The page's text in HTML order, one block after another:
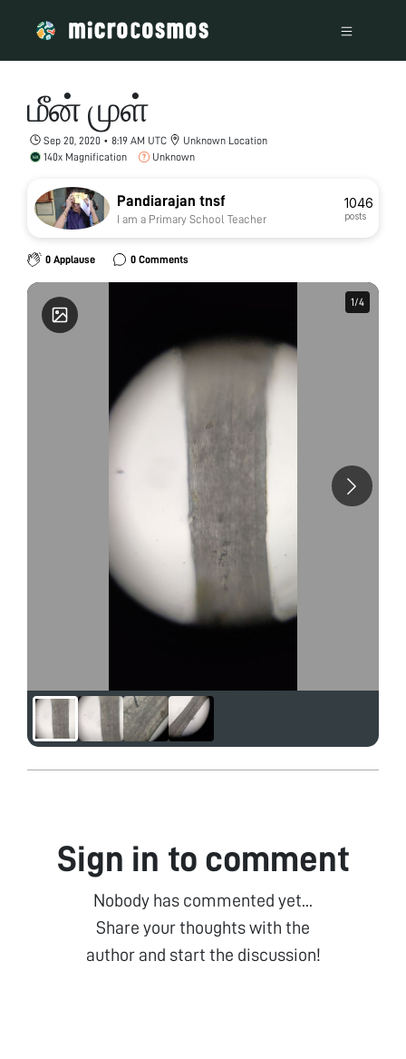
மீன் முள்
Sep 20, 2020 • 8:19 AM UTC
Unknown Location
140x Magnification
Unknown
Pandiarajan tnsf
I am a Primary School Teacher
1046
posts
0 Applause 0 Comments
1/4
1/4
Sign in to comment
Nobody has commented yet...
Share your thoughts with the
author and start the discussion!